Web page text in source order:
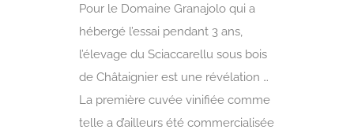
Pour le Domaine Granajolo qui a
hébergé l’essai pendant 3 ans,
l’élevage du Sciaccarellu sous bois
de Châtaignier est une révélation …
La première cuvée vinifiée comme
telle a d’ailleurs été commercialisée